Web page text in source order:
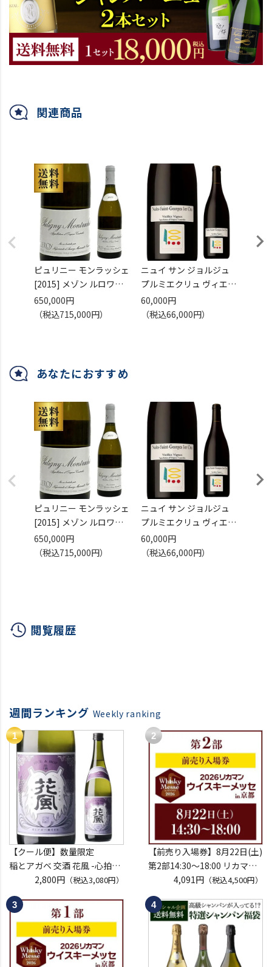
関連商品
ピュリニー モンラッシェ
[2015] メゾン ルロワ
750ml
正規品 フランス ブルゴー
650,000円
（税込715,000円）
ニュイ サン ジョルジュ
プルミエクリュ ヴィエイ
プリューレ ロック 正規品
60,000円
（税込66,000円）
あなたにおすすめ
ピュリニー モンラッシェ
[2015] メゾン ルロワ
750ml
正規品 フランス ブルゴー
650,000円
（税込715,000円）
ニュイ サン ジョルジュ
プルミエクリュ ヴィエイ
プリューレ ロック 正規品
60,000円
（税込66,000円）
閲覧履歴
週間ランキング Weekly ranking
【クール便】数量限定
稲とアガベ 交酒 花風 -心拍-
KYOTO EDITION 720ml こう
しゅ はなかぜ craft sake クラ
フトサケ 秋田県 男鹿市
2,800円（税込3,080円）
【前売り入場券】8月22日(土)
第2部14:30～18:00 リカマン
ウイスキーメッセ in京都
2026 1枚
入場券となるeチケットは【8
月中旬】にメールにて配信予
※代引き決済不可
4,091円 （税込4,500円）